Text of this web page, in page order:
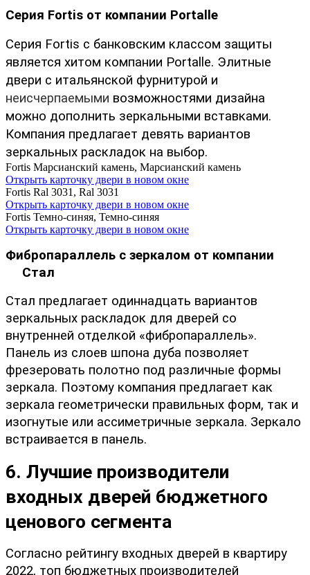
Серия Fortis от компании Portalle
Серия Fortis с банковским классом защиты
является хитом компании Portalle. Элитные
неисчерпаемыми возможностями дизайна
можно дополнить зеркальными вставками.
Компания предлагает девять вариантов
зеркальных раскладок на выбор.
Fortis Марсианский камень, Марсианский камень
Открыть карточку двери в новом окне
Fortis Ral 3031, Ral 3031
Открыть карточку двери в новом окне
Fortis Темно-синяя, Темно-синяя
Открыть карточку двери в новом окне
Фибропараллель с зеркалом от компании
Стал
Стал предлагает одиннадцать вариантов
зеркальных раскладок для дверей со
внутренней отделкой «фибропараллель».
Панель из слоев шпона дуба позволяет
фрезеровать полотно под различные формы
зеркала. Поэтому компания предлагает как
зеркала геометрически правильных форм, так и
изогнутые или ассиметричные зеркала. Зеркало
встраивается в панель.
6. Лучшие производители
входных дверей бюджетного
ценового сегмента
Согласно рейтингу входных дверей в квартиру
2022, топ бюджетных производителей